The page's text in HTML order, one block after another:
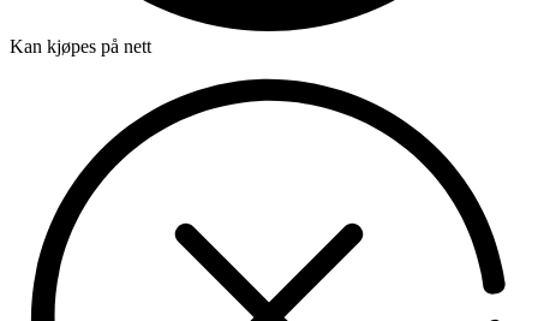
Kan kjøpes på nett